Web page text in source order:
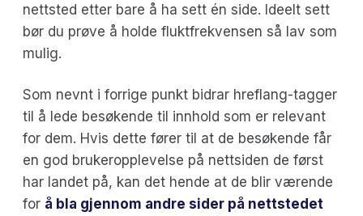
nettsted etter bare å ha sett én side. Ideelt sett
bør du prøve å holde fluktfrekvensen så lav som
mulig.
Som nevnt i forrige punkt bidrar hreflang-tagger
til å lede besøkende til innhold som er relevant
for dem. Hvis dette fører til at de besøkende får
en god brukeropplevelse på nettsiden de først
har landet på, kan det hende at de blir værende
for å bla gjennom andre sider på nettstedet